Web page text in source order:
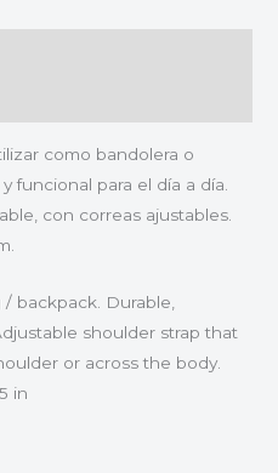
como bandolera o
funcional para el día a día.
con correas ajustables.
backpack. Durable,
shoulder strap that
or across the body.
in